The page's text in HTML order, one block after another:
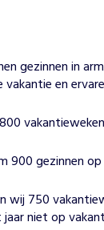
gezinnen in
en
900 gezinnen
wij 750
niet op